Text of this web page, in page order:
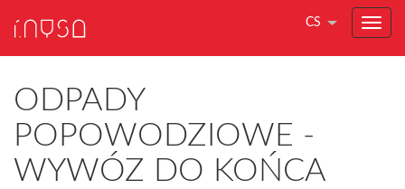
CS
ODPADY
POPOWODZIOWE -
WYWÓZ DO KOŃCA